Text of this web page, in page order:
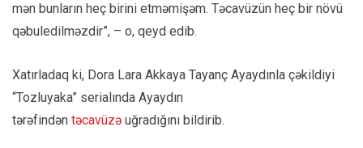
mən bunların heç birini etməmişəm. Təcavüzün heç bir növü
qəbuledilməzdir”, – o, qeyd edib.
Xatırladaq ki, Dora Lara Akkaya Tayanç Ayaydınla çəkildiyi
“Tozluyaka” serialında Ayaydın
tərəfindən təcavüzə uğradığını bildirib.